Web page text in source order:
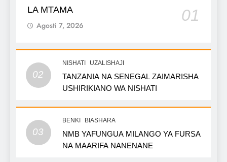
LA MTAMA
01
Agosti 7, 2026
02
NISHATI UZALISHAJI
TANZANIA NA SENEGAL ZAIMARISHA
USHIRIKIANO WA NISHATI
03
BENKI BIASHARA
NMB YAFUNGUA MILANGO YA FURSA
NA MAARIFA NANENANE